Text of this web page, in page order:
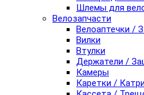
Шлемы для
Велозапчасти
Велоаптечки /
Вилки
Втулки
Держатели /
Камеры
Каретки /